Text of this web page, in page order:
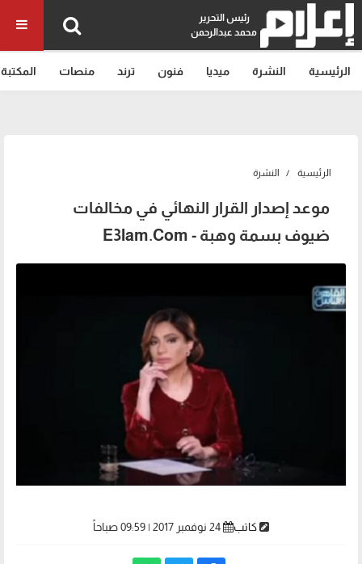
رئيس التحرير
محمد عبدالرحمن
الرئيسية النشرة ميديا فنون ترند منصات المكتبة
الرئيسية النشرة
موعد إصدار القرار النهائي في مخالفات
ضيوف بسمة وهبة - E3lam.Com
كاتب